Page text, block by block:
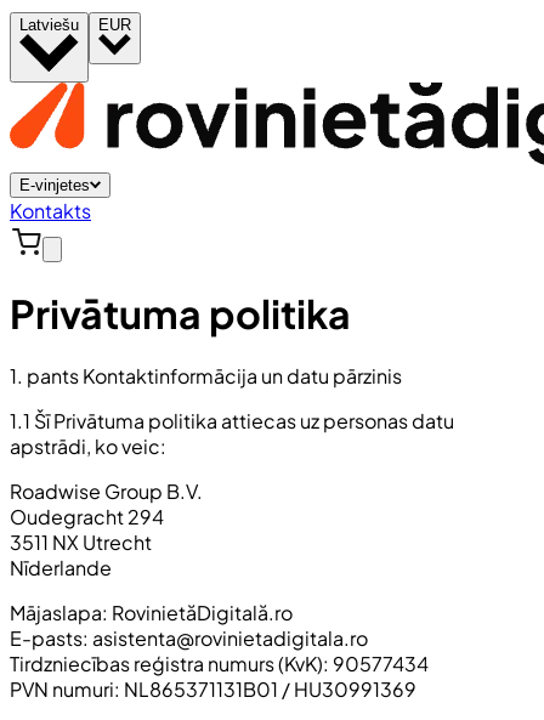
Latviešu EUR
E-vinjetes
Kontakts
Privātuma politika
1. pants Kontaktinformācija un datu pārzinis
1.1 Šī Privātuma politika attiecas uz personas datu
apstrādi, ko veic:
Roadwise Group B.V.
Oudegracht 294
3511 NX Utrecht
Nīderlande
Mājaslapa: RovinietăDigitală.ro
E-pasts: asistenta@rovinietadigitala.ro
Tirdzniecības reģistra numurs (KvK): 90577434
PVN numuri: NL865371131B01 / HU30991369